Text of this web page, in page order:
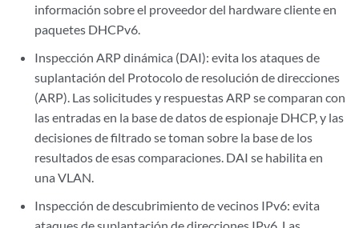
información sobre el proveedor del hardware cliente en
paquetes DHCPv6.
Inspección ARP dinámica (DAI): evita los ataques de
suplantación del Protocolo de resolución de direcciones
(ARP). Las solicitudes y respuestas ARP se comparan con
las entradas en la base de datos de espionaje DHCP, y las
decisiones de filtrado se toman sobre la base de los
resultados de esas comparaciones. DAI se habilita en
una VLAN.
Inspección de descubrimiento de vecinos IPv6: evita